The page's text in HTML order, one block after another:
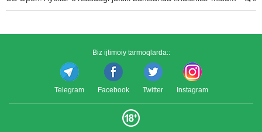
Biz ijtimoiy tarmoqlarda::
Telegram Facebook Twitter Instagram